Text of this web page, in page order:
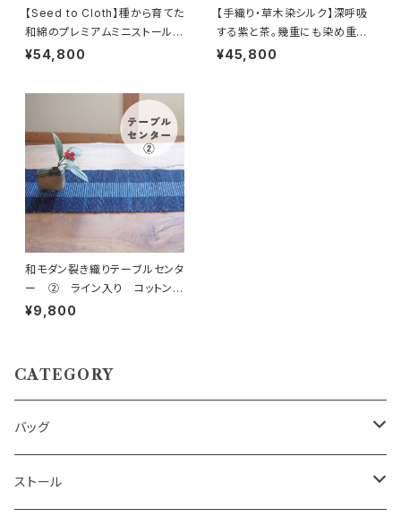
【Seed to Cloth】種から育てた
和綿のプレミアムミニストール｜
アカメガシワ草木染め
¥54,800
【手織り・草木染シルク】深呼吸
する紫と茶。幾重にも染め重ね
た大人の洗練ストール｜46cm
¥45,800
和モダン裂き織りテーブルセンタ
ー ② ライン入り コットン1
00％
¥9,800
CATEGORY
バッグ
ハンドバッグ
ストール